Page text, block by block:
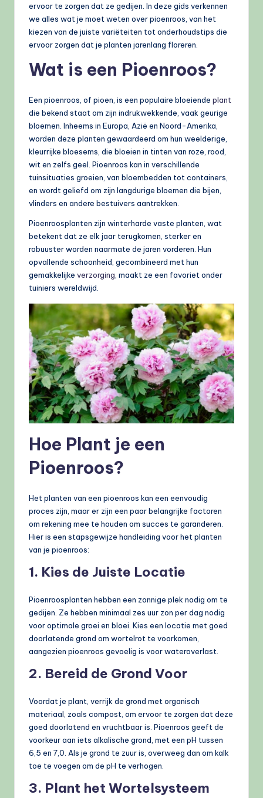
ervoor te zorgen dat ze gedijen. In deze gids verkennen
we alles wat je moet weten over pioenroos, van het
kiezen van de juiste variëteiten tot onderhoudstips die
ervoor zorgen dat je planten jarenlang floreren.
Wat is een Pioenroos?
Een pioenroos, of pioen, is een populaire bloeiende plant
die bekend staat om zijn indrukwekkende, vaak geurige
bloemen. Inheems in Europa, Azië en Noord-Amerika,
worden deze planten gewaardeerd om hun weelderige,
kleurrijke bloesems, die bloeien in tinten van roze, rood,
wit en zelfs geel. Pioenroos kan in verschillende
tuinsituaties groeien, van bloembedden tot containers,
en wordt geliefd om zijn langdurige bloemen die bijen,
vlinders en andere bestuivers aantrekken.
Pioenroosplanten zijn winterharde vaste planten, wat
betekent dat ze elk jaar terugkomen, sterker en
robuuster worden naarmate de jaren vorderen. Hun
opvallende schoonheid, gecombineerd met hun
gemakkelijke verzorging , maakt ze een favoriet onder
tuiniers wereldwijd.
Hoe Plant je een
Pioenroos?
Het planten van een pioenroos kan een eenvoudig
proces zijn, maar er zijn een paar belangrijke factoren
om rekening mee te houden om succes te garanderen.
Hier is een stapsgewijze handleiding voor het planten
van je pioenroos:
1. Kies de Juiste Locatie
Pioenroosplanten hebben een zonnige plek nodig om te
gedijen. Ze hebben minimaal zes uur zon per dag nodig
voor optimale groei en bloei. Kies een locatie met goed
doorlatende grond om wortelrot te voorkomen,
aangezien pioenroos gevoelig is voor wateroverlast.
2. Bereid de Grond Voor
Voordat je plant, verrijk de grond met organisch
materiaal, zoals compost, om ervoor te zorgen dat deze
goed doorlatend en vruchtbaar is. Pioenroos geeft de
voorkeur aan iets alkalische grond, met een pH tussen
6,5 en 7,0. Als je grond te zuur is, overweeg dan om kalk
toe te voegen om de pH te verhogen.
3. Plant het Wortelsysteem